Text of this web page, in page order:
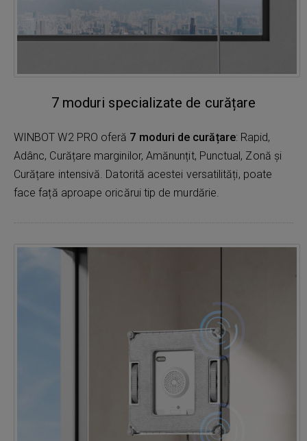
7 moduri specializate de curățare
WINBOT W2 PRO oferă 7 moduri de curățare: Rapid,
Adânc, Curățare marginilor, Amănunțit, Punctual, Zonă și
Curățare intensivă. Datorită acestei versatilități, poate
face față aproape oricărui tip de murdărie.